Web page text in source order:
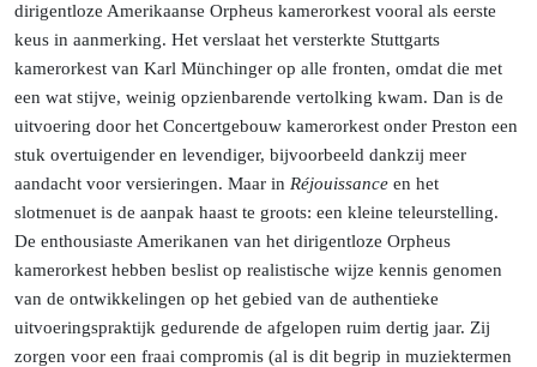
dirigentloze Amerikaanse Orpheus kamerorkest vooral als eerste
keus in aanmerking. Het verslaat het versterkte Stuttgarts
kamerorkest van Karl Münchinger op alle fronten, omdat die met
een wat stijve, weinig opzienbarende vertolking kwam. Dan is de
uitvoering door het Concertgebouw kamerorkest onder Preston een
stuk overtuigender en levendiger, bijvoorbeeld dankzij meer
aandacht voor versieringen. Maar in Réjouissance en het
slotmenuet is de aanpak haast te groots: een kleine teleurstelling.
De enthousiaste Amerikanen van het dirigentloze Orpheus
kamerorkest hebben beslist op realistische wijze kennis genomen
van de ontwikkelingen op het gebied van de authentieke
uitvoeringspraktijk gedurende de afgelopen ruim dertig jaar. Zij
zorgen voor een fraai compromis (al is dit begrip in muziektermen